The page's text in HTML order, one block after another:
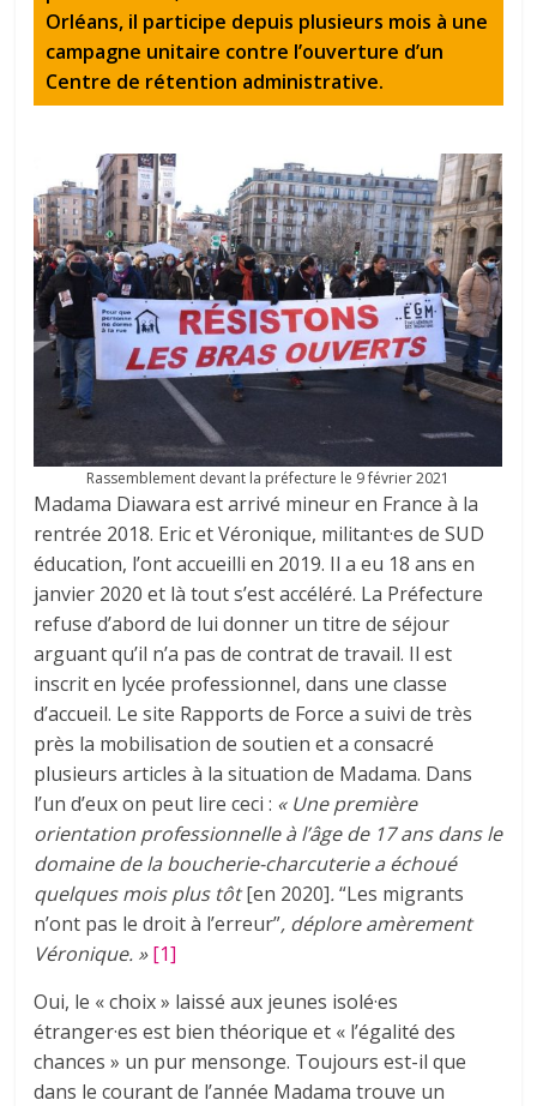
Orléans, il participe depuis plusieurs mois à une
campagne unitaire contre l’ouverture d’un
Centre de rétention administrative.
Rassemblement devant la préfecture le 9 février 2021
Madama Diawara est arrivé mineur en France à la
rentrée 2018. Eric et Véronique, militant·es de SUD
éducation, l’ont accueilli en 2019. Il a eu 18 ans en
janvier 2020 et là tout s’est accéléré. La Préfecture
refuse d’abord de lui donner un titre de séjour
arguant qu’il n’a pas de contrat de travail. Il est
inscrit en lycée professionnel, dans une classe
d’accueil. Le site Rapports de Force a suivi de très
près la mobilisation de soutien et a consacré
plusieurs articles à la situation de Madama. Dans
l’un d’eux on peut lire ceci : « Une première
orientation professionnelle à l’âge de 17 ans dans le
domaine de la boucherie-charcuterie a échoué
quelques mois plus tôt[en 2020].“Les migrants
n’ont pas le droit à l’erreur”, déplore amèrement
Véronique. » [1]
Oui, le « choix » laissé aux jeunes isolé·es
étranger·es est bien théorique et « l’égalité des
chances » un pur mensonge. Toujours est-il que
dans le courant de l’année Madama trouve un